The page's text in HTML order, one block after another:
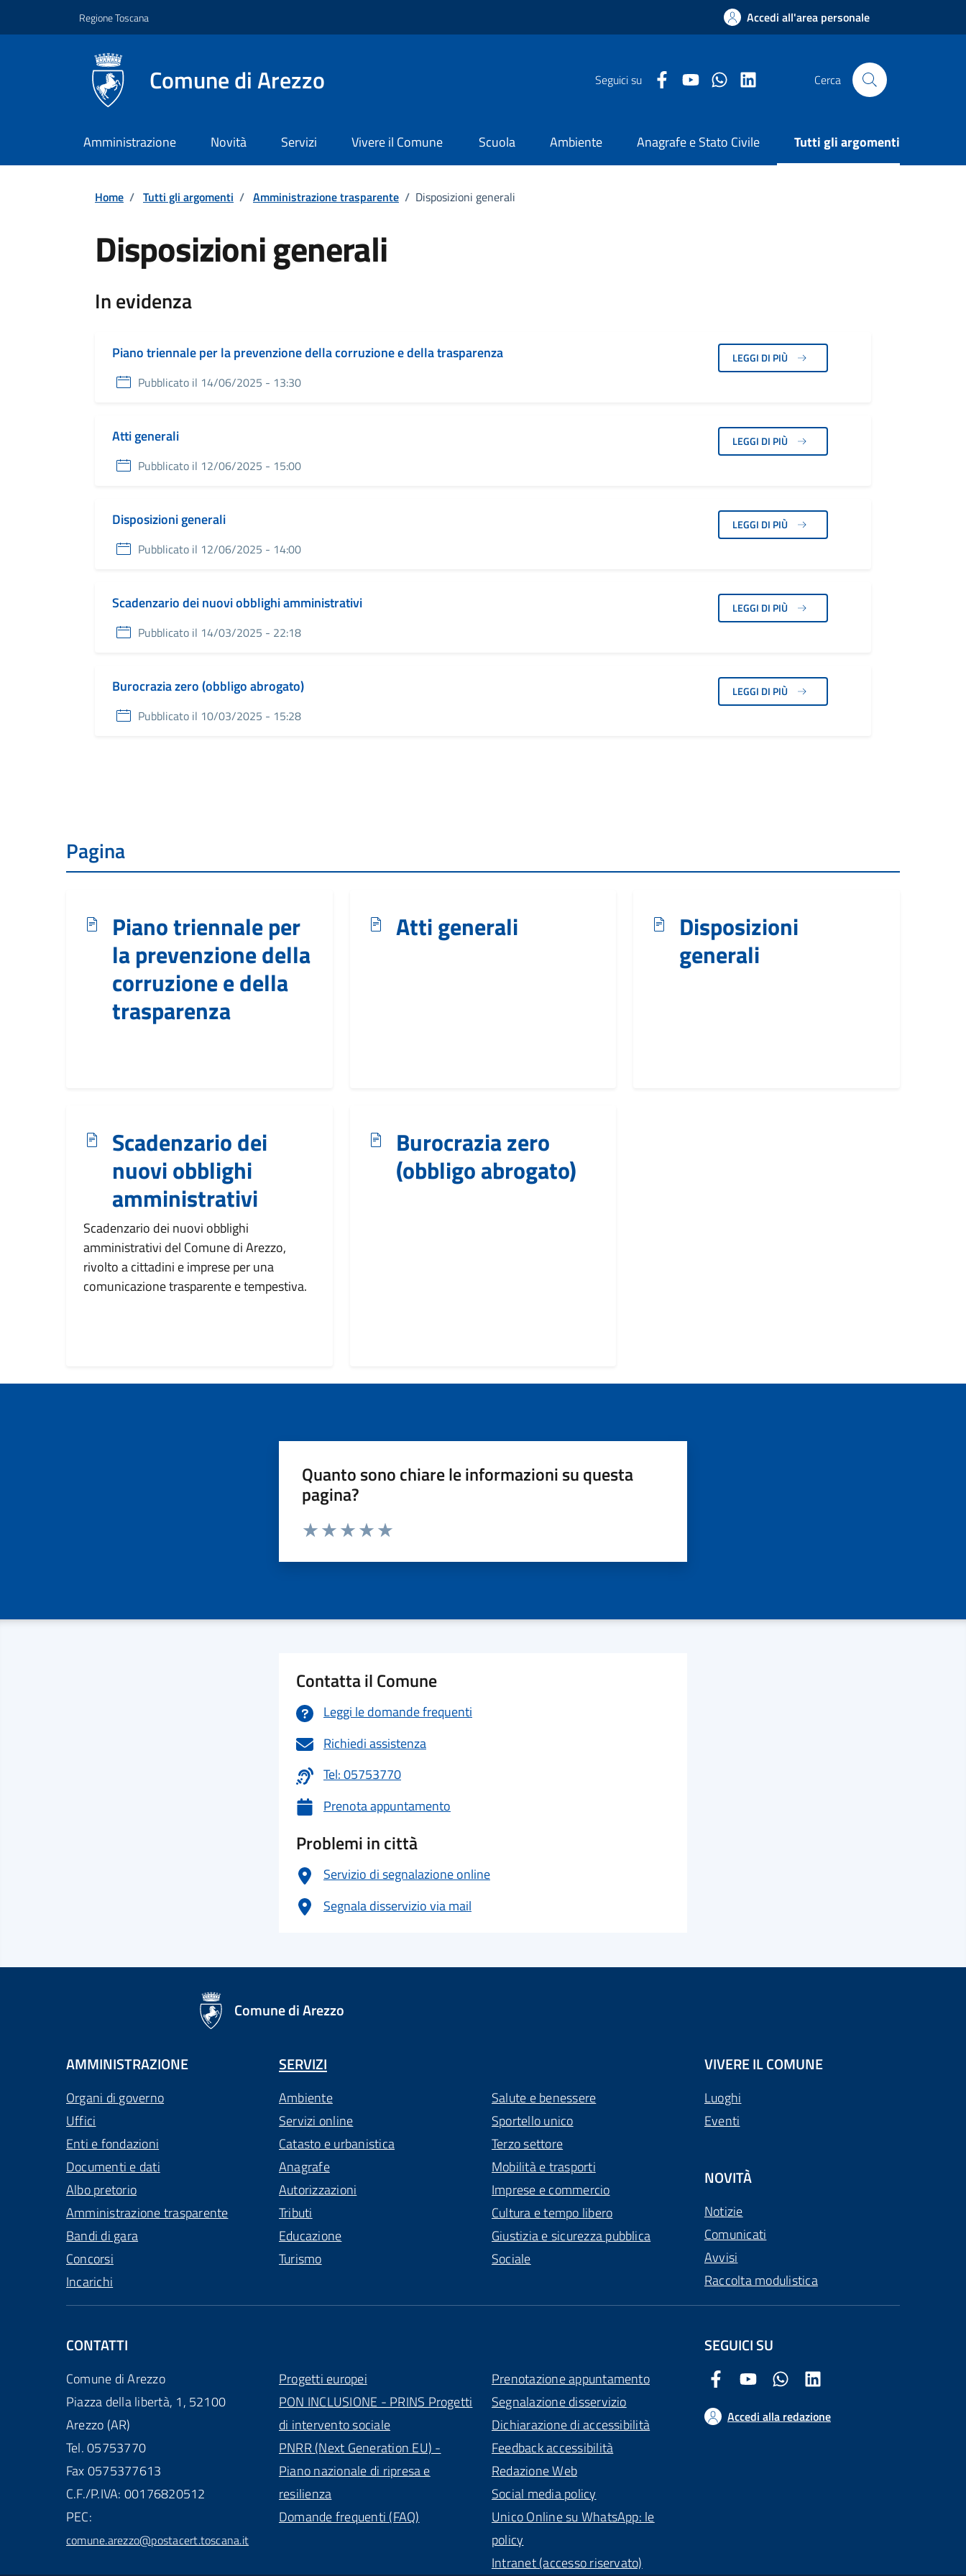
Regione Toscana Accedi all'area personale
Comune di Arezzo Seguici su Facebook Comune di Arezzo
Youtube Comune di Arezzo
Twitter Comune di Arezzo
LinkedIn Comune di Arezzo
Cerca
Amministrazione Novità Servizi Vivere il Comune Scuola Ambiente Anagrafe e Stato Civile Tutti gli argomenti
Home / Tutti gli argomenti / Amministrazione trasparente / Disposizioni generali
Disposizioni generali
Dettagli
In evidenza
Piano triennale per la prevenzione della corruzione e della trasparenza
Pubblicato il 14/06/2025 - 13:30
LEGGI DI PIÙ
Atti generali
Pubblicato il 12/06/2025 - 15:00
LEGGI DI PIÙ
Disposizioni generali
Pubblicato il 12/06/2025 - 14:00
LEGGI DI PIÙ
Scadenzario dei nuovi obblighi amministrativi
Pubblicato il 14/03/2025 - 22:18
LEGGI DI PIÙ
Burocrazia zero (obbligo abrogato)
Pubblicato il 10/03/2025 - 15:28
LEGGI DI PIÙ
Pagina
Piano triennale per
la prevenzione della
corruzione e della
trasparenza
Atti generali
Disposizioni
generali
Scadenzario dei
nuovi obblighi
amministrativi
Scadenzario dei nuovi obblighi
amministrativi del Comune di Arezzo,
rivolto a cittadini e imprese per una
comunicazione trasparente e tempestiva.
Burocrazia zero
(obbligo abrogato)
Quanto sono chiare le informazioni su questa
pagina?
Valuta da 1 a 5 stelle la pagina
Contatta il Comune
Leggi le domande frequenti
Richiedi assistenza
Tel: 05753770
Prenota appuntamento
Problemi in città
Servizio di segnalazione online
Segnala disservizio via mail
Comune di Arezzo
AMMINISTRAZIONE
Organi di governo
Uffici
Enti e fondazioni
Documenti e dati
Albo pretorio
Amministrazione trasparente
Bandi di gara
Concorsi
Incarichi
SERVIZI
Ambiente
Servizi online
Catasto e urbanistica
Anagrafe
Autorizzazioni
Tributi
Educazione
Turismo
Salute e benessere
Sportello unico
Terzo settore
Mobilità e trasporti
Imprese e commercio
Cultura e tempo libero
Giustizia e sicurezza pubblica
Sociale
VIVERE IL COMUNE
Luoghi
Eventi
NOVITÀ
Notizie
Comunicati
Avvisi
Raccolta modulistica
CONTATTI
Comune di Arezzo
Piazza della libertà, 1, 52100
Arezzo (AR)
Tel. 05753770
Fax 0575377613
C.F./P.IVA: 00176820512
PEC:
comune.arezzo@postacert.toscana.it
Progetti europei
PON INCLUSIONE - PRINS Progetti
di intervento sociale
PNRR (Next Generation EU) -
Piano nazionale di ripresa e
resilienza
Domande frequenti (FAQ)
Prenotazione appuntamento
Segnalazione disservizio
Dichiarazione di accessibilità
Feedback accessibilità
Redazione Web
Social media policy
Unico Online su WhatsApp: le
policy
Intranet (accesso riservato)
SEGUICI SU
Facebook Comune di Arezzo
Youtube Comune di Arezzo
Twitter Comune di Arezzo
Accedi alla redazione